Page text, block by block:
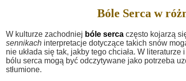
Bóle Serca w
W kulturze zachodniej bóle serca często kojarzą
sennikach interpretacje dotyczące takich snów
nie układa się tak, jakby tego chciała. W
bólu serca mogą być odczytywane jako potrzeba
stłumione.